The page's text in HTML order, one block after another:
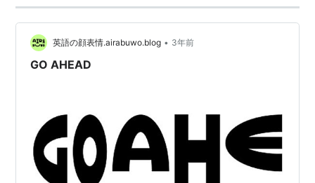
英語の顔表情.airabuwo.blog • 3年前
GO AHEAD